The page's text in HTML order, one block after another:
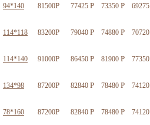
94*140 81500Р 77425 Р 73350 Р 69275
114*118 83200Р 79040 Р 74880 Р 70720
114*140 91000Р 86450 Р 81900 Р 77350
134*98 87200Р 82840 Р 78480 Р 74120
78*160 87200Р 82840 Р 78480 Р 74120